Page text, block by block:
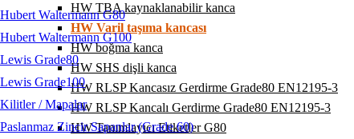
Hubert Waltermann G80
Hubert Waltermann G100
Lewis Grade80
Lewis Grade100
Kilitler / Mapalar
Paslanmaz Zincir Sapanlar (Grade 60)
HW TBA kaynaklanabilir kanca
HW Varil taşıma kancası
HW boğma kanca
HW SHS dişli kanca
HW RLSP Kancasız Gerdirme Grade80 EN12195-3
HW RLSP Kancalı Gerdirme Grade80 EN12195-3
HW Tanımlayıcı Etiketler G80